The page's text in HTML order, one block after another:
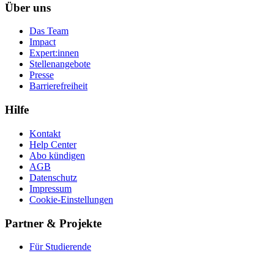
Über uns
Das Team
Impact
Expert:innen
Stellenangebote
Presse
Barrierefreiheit
Hilfe
Kontakt
Help Center
Abo kündigen
AGB
Datenschutz
Impressum
Cookie-Einstellungen
Partner & Projekte
Für Stu­die­rende